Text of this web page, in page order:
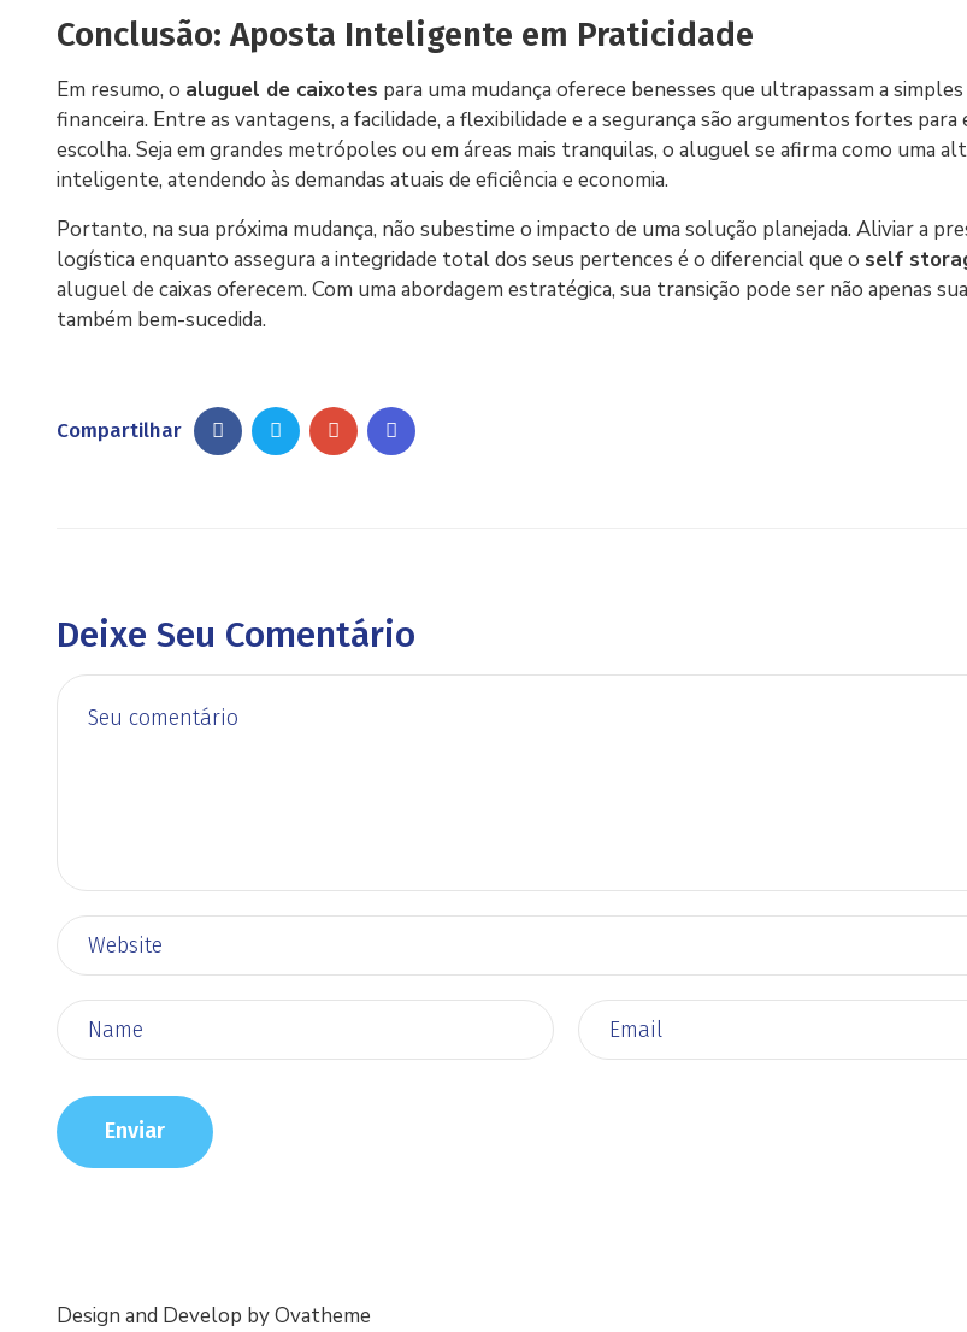
Conclusão: Aposta Inteligente em Praticidade
Em resumo, o aluguel de caixotes para uma mudança oferece benesses que ultrapassam a
financeira. Entre as vantagens, a facilidade, a flexibilidade e a segurança são argumentos fortes para
escolha. Seja em grandes metrópoles ou em áreas mais tranquilas, o aluguel se afirma como uma
inteligente, atendendo às demandas atuais de eficiência e economia.
Portanto, na sua próxima mudança, não subestime o impacto de uma solução planejada. Aliviar a
logística enquanto assegura a integridade total dos seus pertences é o diferencial que o self
aluguel de caixas oferecem. Com uma abordagem estratégica, sua transição pode ser não apenas
também bem-sucedida.
Compartilhar
Deixe Seu Comentário
Design and Develop by Ovatheme